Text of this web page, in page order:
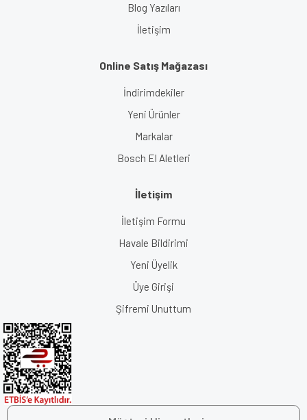
Blog Yazıları
İletişim
Online Satış Mağazası
İndirimdekiler
Yeni Ürünler
Markalar
Bosch El Aletleri
İletişim
İletişim Formu
Havale Bildirimi
Yeni Üyelik
Üye Girişi
Şifremi Unuttum